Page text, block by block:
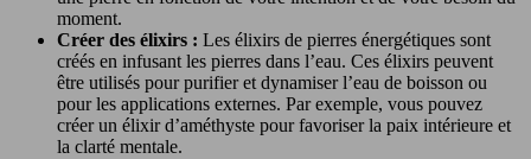
moment.
Créer des élixirs : Les élixirs de pierres énergétiques sont
créés en infusant les pierres dans l’eau. Ces élixirs peuvent
être utilisés pour purifier et dynamiser l’eau de boisson ou
pour les applications externes. Par exemple, vous pouvez
créer un élixir d’améthyste pour favoriser la paix intérieure et
la clarté mentale.